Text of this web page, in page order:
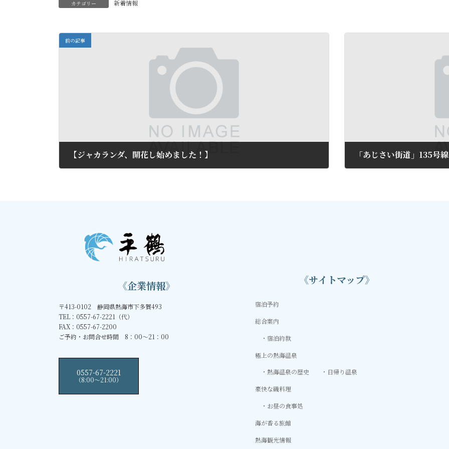
カテゴリー 新着情報
前の記事
【ジャカランダ、開花し始めました！】 「あじさい街道」135号線
《企業情報》
〒413-0102 静岡県熱海市下多賀493
TEL：0557-67-2221（代）
FAX：0557-67-2200
ご予約・お問合せ時間 8：00～21：00
0557-67-2221
（8:00〜21:00）
《サイトマップ》
宿泊予約
総合案内
宿泊約款
極上の熱海温泉
熱海温泉の歴史
日帰り温泉
豪快な磯料理
お昼の食事処
海が香る旅館
熱海観光情報